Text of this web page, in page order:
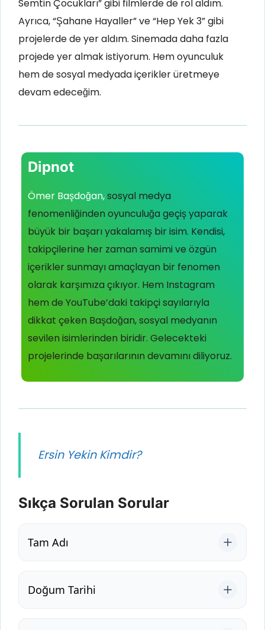
Semtin Çocukları” gibi filmlerde de rol aldım.
Ayrıca, “Şahane Hayaller” ve “Hep Yek 3” gibi
projelerde de yer aldım. Sinemada daha fazla
projede yer almak istiyorum. Hem oyunculuk
hem de sosyal medyada içerikler üretmeye
devam edeceğim.
Dipnot
Ömer Başdoğan,sosyal medya
fenomenliğinden oyunculuğa geçiş yaparak
büyük bir başarı yakalamış bir isim. Kendisi,
takipçilerine her zaman samimi ve özgün
içerikler sunmayı amaçlayan bir fenomen
olarak karşımıza çıkıyor. Hem Instagram
hem de YouTube’daki takipçi sayılarıyla
dikkat çeken Başdoğan, sosyal medyanın
sevilen isimlerinden biridir. Gelecekteki
projelerinde başarılarının devamını diliyoruz.
Ersin Yekin Kimdir?
Sıkça Sorulan Sorular
Tam Adı
Doğum Tarihi